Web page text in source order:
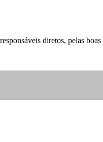
diretos, pelas